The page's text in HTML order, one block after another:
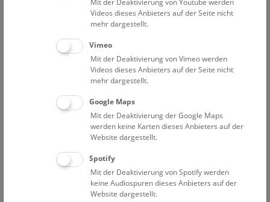
faszinierende Welt der Dinosaurier hautnah zu erleben!
KEINE BUCHUNG MEHR MÖGLICH.
11:15 – 11:45
Mini-Treff ab 3 Jahren: Tiere im Winter
Wie findet das Eichhörnchen im Winter genug zu essen?
Wo versteckt sich der Igel bis zum Frühling? Und wieso
erfriert die Erdkröte nicht, wenn es richtig kalt wird?
Lerne diese Tiere aus nächster Nähe kennen und finde
heraus, was sie im Winter machen.
KEINE BUCHUNG MEHR MÖGLICH.
Mit der Deaktivierung von Youtube werden
Videos dieses Anbieters auf der Seite nicht
mehr dargestellt.
Vimeo
Mit der Deaktivierung von Vimeo werden
Videos dieses Anbieters auf der Seite nicht
mehr dargestellt.
Google Maps
Mit der Deaktivierung der Google Maps
werden keine Karten dieses Anbieters auf der
Website dargestellt.
Spotify
Mit der Deaktivierung von Spotify werden
keine Audiospuren dieses Anbieters auf der
Website dargestellt.